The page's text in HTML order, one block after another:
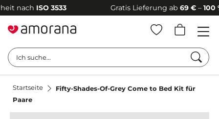
nachISO 3533 Gratis Lieferung ab69 €–100 %
Ich suche...
Startseite
Fifty-Shades-Of-Grey Come to Bed Kit für
Paare